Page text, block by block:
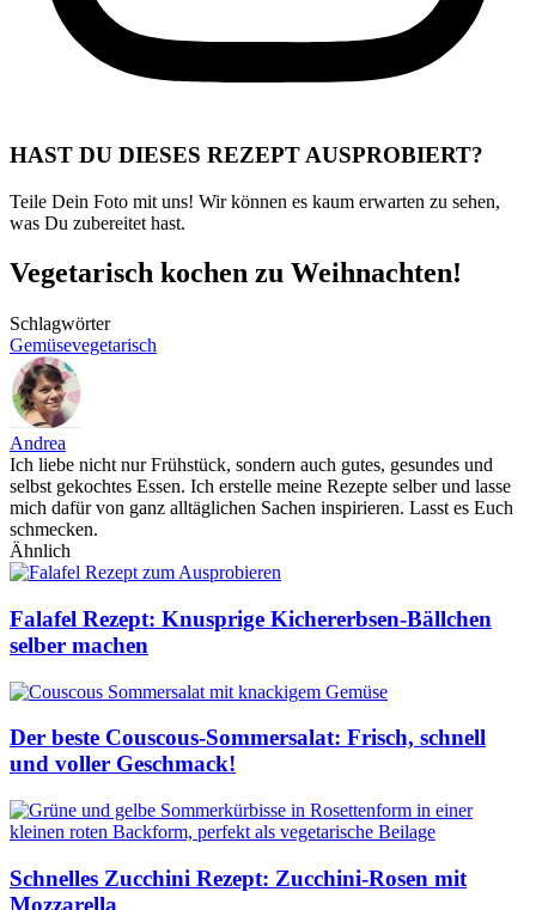
HAST DU DIESES REZEPT AUSPROBIERT?
Teile Dein Foto mit uns! Wir können es kaum erwarten zu sehen,
was Du zubereitet hast.
Vegetarisch kochen zu Weihnachten!
Schlagwörter
Gemüsevegetarisch
Andrea
Ich liebe nicht nur Frühstück, sondern auch gutes, gesundes und
selbst gekochtes Essen. Ich erstelle meine Rezepte selber und lasse
mich dafür von ganz alltäglichen Sachen inspirieren. Lasst es Euch
schmecken.
Ähnlich
Falafel Rezept: Knusprige Kichererbsen-Bällchen
selber machen
Der beste Couscous-Sommersalat: Frisch, schnell
und voller Geschmack!
Schnelles Zucchini Rezept: Zucchini-Rosen mit
Mozzarella